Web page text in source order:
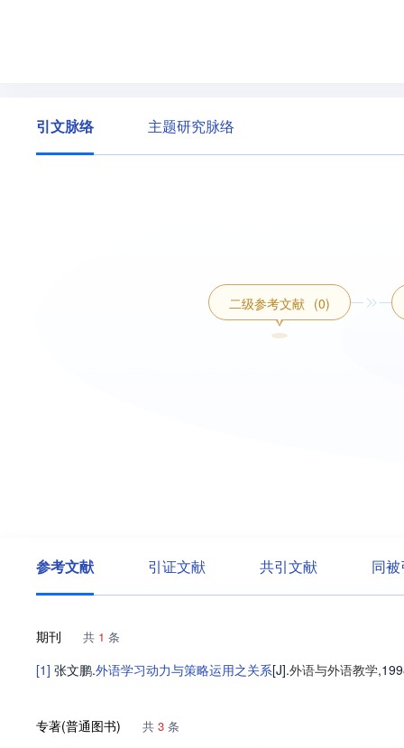
引文脉络 主题研究脉络
二级参考文献 (0)
参考文献 引证文献 共引文献 同
期刊 共 1 条
[1] 张文鹏.外语学习动力与策略运用之关系[J].外语与外语教学
专著(普通图书) 共 3 条